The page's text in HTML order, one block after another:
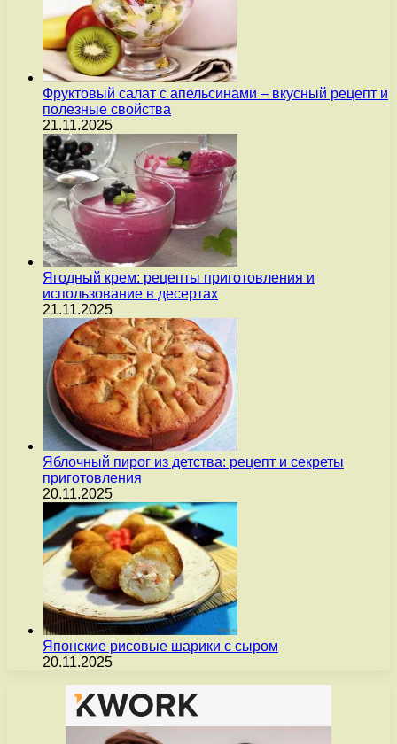
Фруктовый салат с апельсинами – вкусный рецепт и
полезные свойства
21.11.2025
Ягодный крем: рецепты приготовления и
использование в десертах
21.11.2025
Яблочный пирог из детства: рецепт и секреты
приготовления
20.11.2025
Японские рисовые шарики с сыром
20.11.2025